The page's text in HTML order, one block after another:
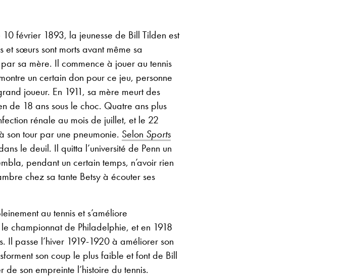
février 1893, la jeunesse de Bill Tilden est
sœurs sont morts avant même sa
sa mère. Il commence à jouer au tennis
un certain don pour ce jeu, personne
joueur. En 1911, sa mère meurt des
de 18 ans sous le choc. Quatre ans plus
rénale au mois de juillet, et le 22
son tour par une pneumonie. Selon Sports
le deuil. Il quitta l’université de Penn un
pendant un certain temps, n’avoir rien
chez sa tante Betsy à écouter ses
au tennis et s’améliore
championnat de Philadelphie, et en 1918
Il passe l’hiver 1919-1920 à améliorer son
son coup le plus faible et font de Bill
son empreinte l’histoire du tennis.